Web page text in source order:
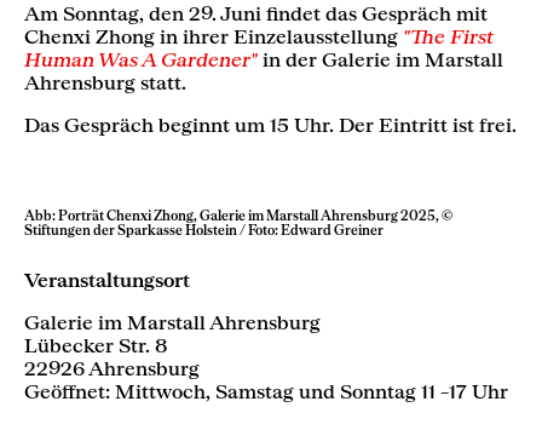
Am Sonntag, den 29. Juni findet das Gespräch mit
Chenxi Zhong in ihrer Einzelausstellung "The First
Human Was A Gardener" in der Galerie im Marstall
Ahrensburg statt.
Das Gespräch beginnt um 15 Uhr. Der Eintritt ist frei.
Abb: Porträt Chenxi Zhong, Galerie im Marstall Ahrensburg 2025, ©
Stiftungen der Sparkasse Holstein / Foto: Edward Greiner
Veranstaltungsort
Galerie im Marstall Ahrensburg
Lübecker Str. 8
22926 Ahrensburg
Geöffnet: Mittwoch, Samstag und Sonntag 11 –17 Uhr